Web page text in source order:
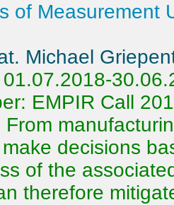
of Measurement
Michael
EMPIR Call
From
decisions
of the
therefore